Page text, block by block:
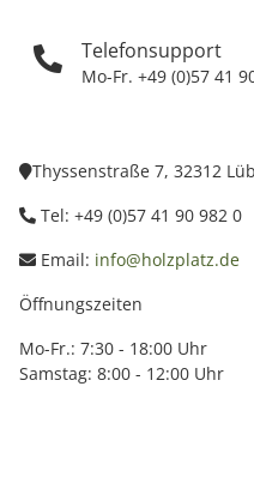
Telefonsupport
Mo-Fr. +49 (0)57 41
Thyssenstraße 7, 32312
Tel: +49 (0)57 41 90 982 0
Email: info@holzplatz.de
Öffnungszeiten
Mo-Fr.: 7:30 - 18:00 Uhr
Samstag: 8:00 - 12:00 Uhr